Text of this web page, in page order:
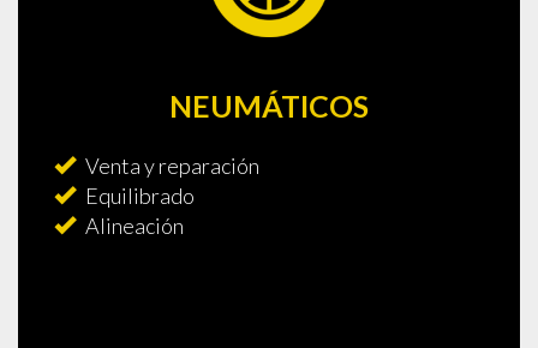
NEUMÁTICOS
Venta y reparación
Equilibrado
Alineación